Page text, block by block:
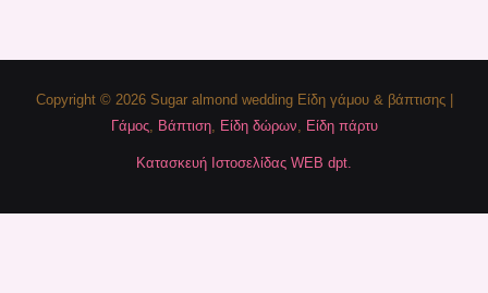
Copyright © 2026 Sugar almond wedding Είδη γάμου & βάπτισης |
Γάμος, Βάπτιση, Είδη δώρων, Είδη πάρτυ
Κατασκευή Ιστοσελίδας WEB dpt.